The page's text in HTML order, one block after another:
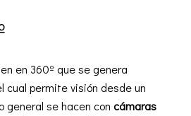
en 360º que se genera
cual permite visión desde un
general se hacen concámaras